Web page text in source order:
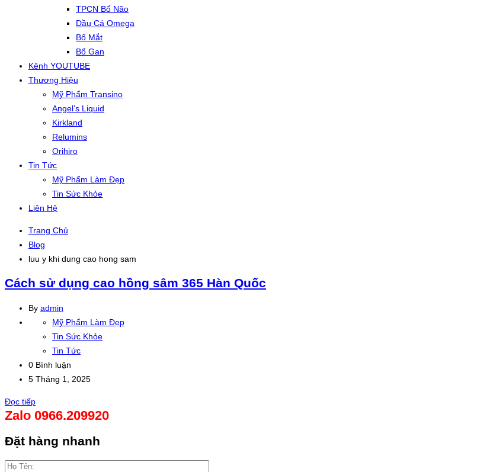
TPCN Bổ Não
Dầu Cá Omega
Bổ Mắt
Bổ Gan
Kênh YOUTUBE
Thương Hiệu
Mỹ Phẩm Transino
Angel’s Liquid
Kirkland
Relumins
Orihiro
Tin Tức
Mỹ Phẩm Làm Đẹp
Tin Sức Khỏe
Liên Hệ
Trang Chủ
Blog
luu y khi dung cao hong sam
Cách sử dụng cao hồng sâm 365 Hàn Quốc
By admin
Mỹ Phẩm Làm Đẹp
Tin Sức Khỏe
Tin Tức
0 Bình luận
5 Tháng 1, 2025
Đọc tiếp
Zalo 0966.209920
Đặt hàng nhanh